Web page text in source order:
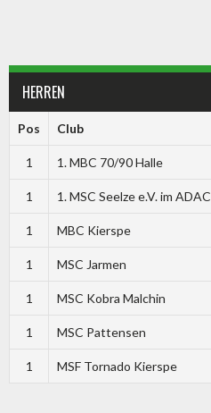
HERREN
Pos Club
1 1. MBC 70/90 Halle
1 1. MSC Seelze e.V. im ADAC
1 MBC Kierspe
1 MSC Jarmen
1 MSC Kobra Malchin
1 MSC Pattensen
1 MSF Tornado Kierspe